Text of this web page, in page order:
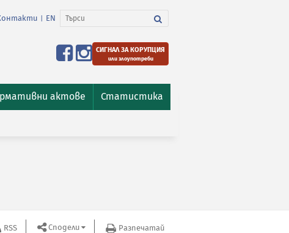
EN
СИГНАЛ ЗА КОРУПЦИЯ
или злоупотреби
актове Статистика
RSS Сподели Разпечатай